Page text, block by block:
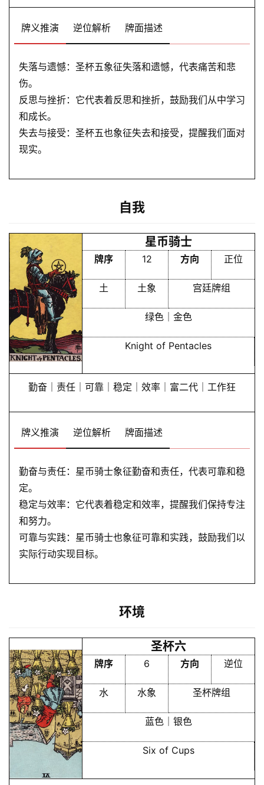
牌义推演 逆位解析 牌面描述
失落与遗憾：圣杯五象征失落和遗憾，代表痛苦和悲
伤。
反思与挫折：它代表着反思和挫折，鼓励我们从中学习
和成长。
失去与接受：圣杯五也象征失去和接受，提醒我们面对
现实。
自我
星币骑士
牌序 12 方向 正位
土 土象 宫廷牌组
绿色｜金色
Knight of Pentacles
勤奋｜责任｜可靠｜稳定｜效率｜富二代｜工作狂
牌义推演 逆位解析 牌面描述
勤奋与责任：星币骑士象征勤奋和责任，代表可靠和稳
定。
稳定与效率：它代表着稳定和效率，提醒我们保持专注
和努力。
可靠与实践：星币骑士也象征可靠和实践，鼓励我们以
实际行动实现目标。
环境
圣杯六
牌序 6 方向 逆位
水 水象 圣杯牌组
蓝色｜银色
Six of Cups